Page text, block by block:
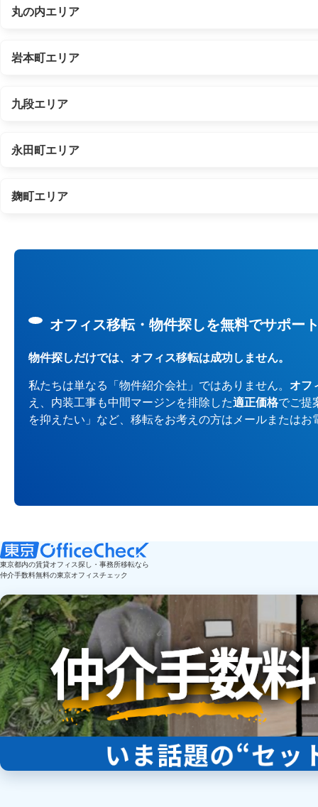
丸の内エリア
岩本町エリア
九段エリア
永田町エリア
麹町エリア
オフィス移転・物件探しを無料でサポー
物件探しだけでは、オフィス移転は成功しません。
私たちは単なる「物件紹介会社」ではありません。 オフ
え、内装工事も中間マージンを排除した適正価格でご提
を抑えたい」など、移転をお考えの方はメールまたは
東京都内の賃貸オフィス探し・事務所移転なら
仲介手数料無料の東京オフィスチェック